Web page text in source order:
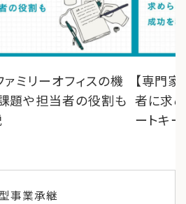
ァミリーオフィスの機
題や担当者の役割も
【専門
者に求
ートキ
型事業承継